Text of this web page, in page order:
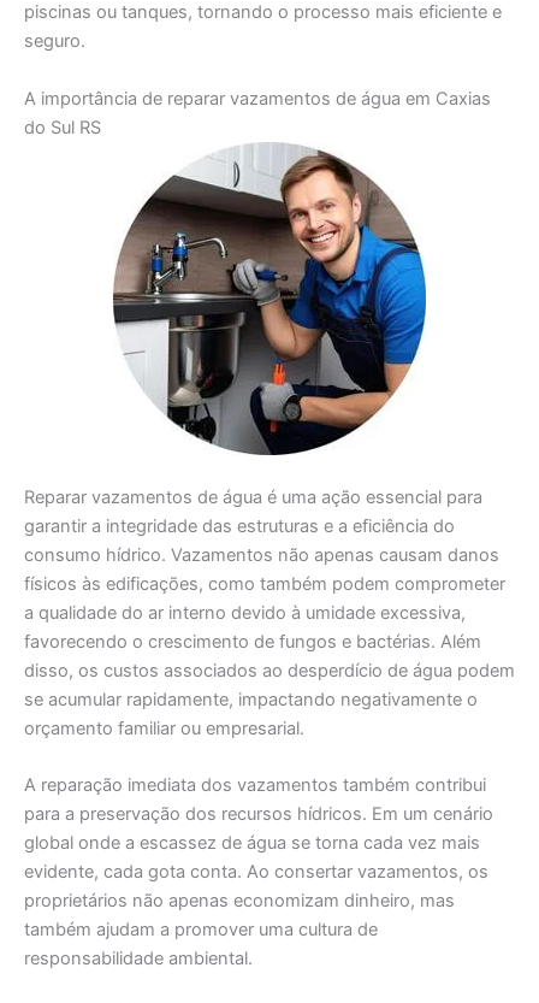
piscinas ou tanques, tornando o processo mais eficiente e
seguro.
A importância de reparar vazamentos de água em Caxias
do Sul RS
Reparar vazamentos de água é uma ação essencial para
garantir a integridade das estruturas e a eficiência do
consumo hídrico. Vazamentos não apenas causam danos
físicos às edificações, como também podem comprometer
a qualidade do ar interno devido à umidade excessiva,
favorecendo o crescimento de fungos e bactérias. Além
disso, os custos associados ao desperdício de água podem
se acumular rapidamente, impactando negativamente o
orçamento familiar ou empresarial.
A reparação imediata dos vazamentos também contribui
para a preservação dos recursos hídricos. Em um cenário
global onde a escassez de água se torna cada vez mais
evidente, cada gota conta. Ao consertar vazamentos, os
proprietários não apenas economizam dinheiro, mas
também ajudam a promover uma cultura de
responsabilidade ambiental.